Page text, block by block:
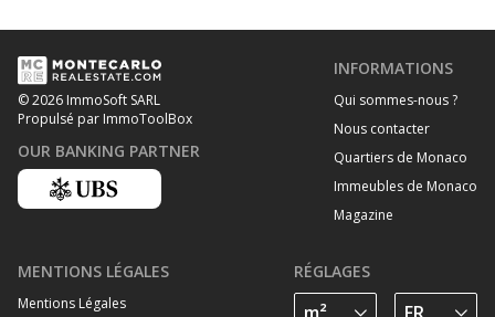
© 2026 ImmoSoft SARL
Propulsé par ImmoToolBox
OUR BANKING PARTNER
INFORMATIONS
Qui sommes-nous ?
Nous contacter
Quartiers de Monaco
Immeubles de Monaco
Magazine
MENTIONS LÉGALES
Mentions Légales
RÉGLAGES